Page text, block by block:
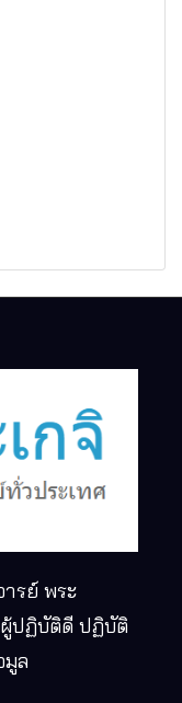
รย์ พระ
ผู้ปฏิบัติดี ปฏิบัติ
มูล